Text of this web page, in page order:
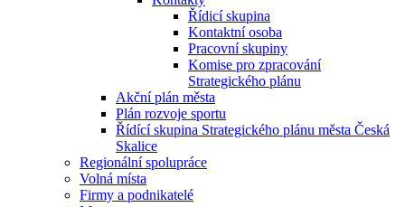
Řídicí skupina
Kontaktní osoba
Pracovní skupiny
Komise pro zpracování
Strategického plánu
Akční plán města
Plán rozvoje sportu
Řídící skupina Strategického plánu města Česká
Skalice
Regionální spolupráce
Volná místa
Firmy a podnikatelé